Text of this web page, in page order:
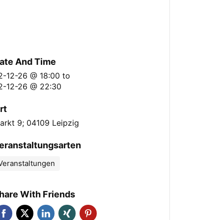
And Time
12-26 @ 18:00 to
12-26 @ 22:30
9; 04109 Leipzig
With Friends